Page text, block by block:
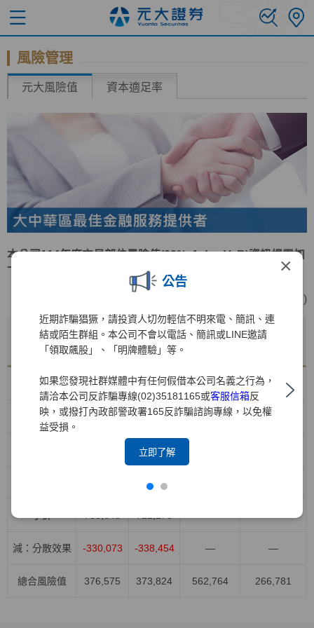
×
公告
近期詐騙猖獗，請投資人切勿輕信不明來電、簡訊、連
結或陌生群組。本公司不會以電話、簡訊或LINE邀請
「領取飆股」、「明牌體驗」等。
如果您發現社群媒體中有任何假借本公司名義之行為，
請洽本公司反詐騙專線(02)35181165或客服信箱反
映，或撥打內政部警政署165反詐騙諮詢專線，以免權
益受損。
立即了解
風險管理
元大風險值 資本適足率
本公司114年度交易部位風險值(99%, 1 day VaR)資訊揭露如
下表：
(單位:新台幣仟元 )
風險別
年底值
114/12/31
VaR平均
值
VaR最大值 VaR最小值
股權風險 418,426 371,043 528,908 264,044
利率風險 96,615 155,709 232,839 91,949
137,958
47,568
減：分散效果 -330,073 -338,454 — —
總合風險值 376,575 373,824 562,764 266,781